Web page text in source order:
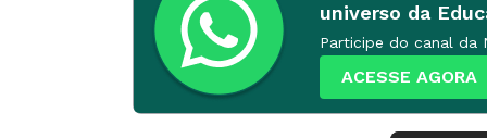
outras tecnologias, não é a
tomando os devidos cuidados para
Pesquisar planos de
universo da
Participe do canal da
ACESSE AGORA